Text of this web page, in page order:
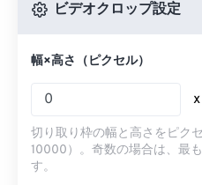
ビデオクロップ設定
幅×高さ（ピクセル）
x
切り取り枠の幅と高さをピク
10000）。奇数の場合は、最
す。